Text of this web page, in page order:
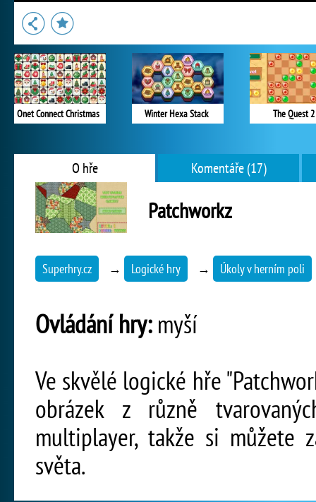
Onet Connect Christmas Winter Hexa Stack The Quest 2
O hře Komentáře (17)
Patchworkz
Superhry.cz → Logické hry → Úkoly v herním poli
Ovládání hry:myší
Ve skvělé logické hře
obrázek z různě
multiplayer, takže si můžete
světa.